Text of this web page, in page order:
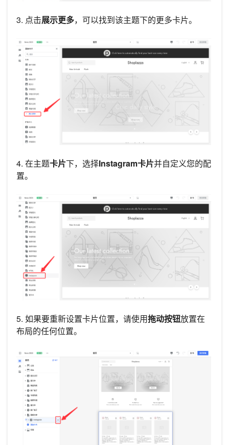
3. 点击展示更多，可以找到该主题下的更多卡片。
4. 在主题卡片下，选择Instagram卡片并自定义您的配
置。
5. 如果要重新设置卡片位置，请使用拖动按钮放置在
布局的任何位置。